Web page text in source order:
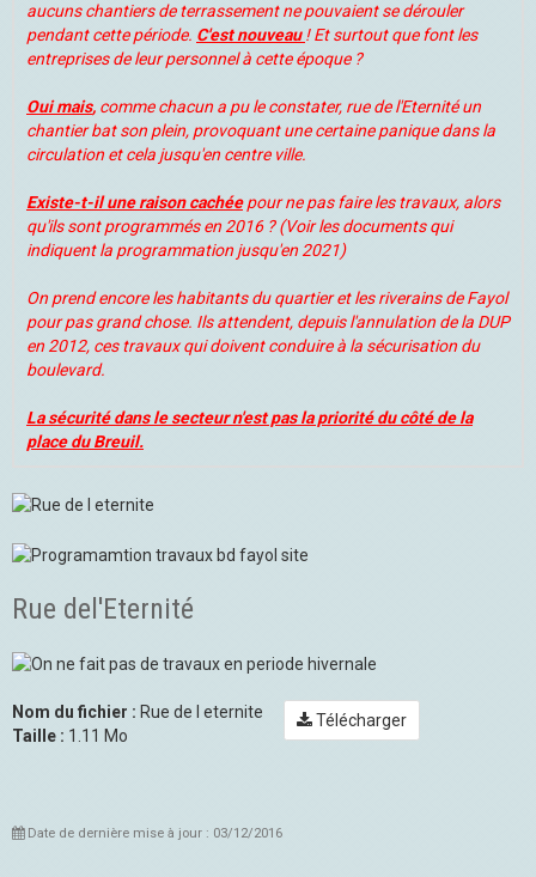
aucuns chantiers de terrassement ne pouvaient se dérouler
pendant cette période. C'est nouveau! Et surtout que font les
entreprises de leur personnel à cette époque ?
Oui mais, comme chacun a pu le constater, rue de l'Eternité un
chantier bat son plein, provoquant une certaine panique dans la
circulation et cela jusqu'en centre ville.
Existe-t-il une raison cachée pour ne pas faire les travaux, alors
qu'ils sont programmés en 2016 ? (Voir les documents qui
indiquent la programmation jusqu'en 2021)
On prend encore les habitants du quartier et les riverains de Fayol
pour pas grand chose. Ils attendent, depuis l'annulation de la DUP
en 2012, ces travaux qui doivent conduire à la sécurisation du
boulevard.
La sécurité dans le secteur n'est pas la priorité du côté de la
place du Breuil.
Rue del'Eternité
Nom du fichier : Rue de l eternite
Taille : 1.11 Mo
Télécharger
Date de dernière mise à jour : 03/12/2016